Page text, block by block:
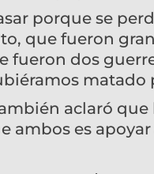
porque se
que fueron
fueron dos
matado
aclaró
ambos es